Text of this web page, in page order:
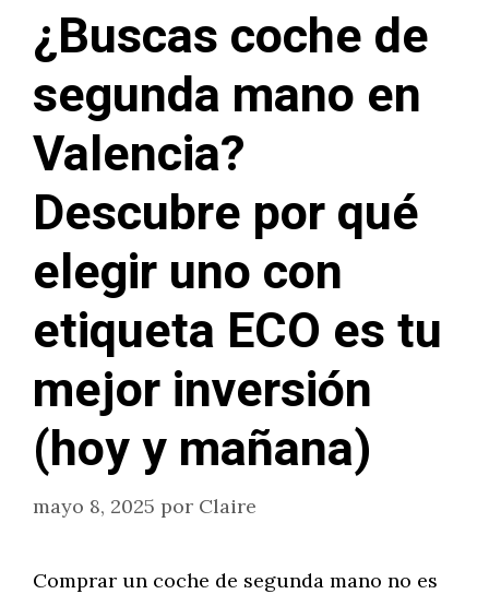
¿Buscas coche de
segunda mano en
Valencia?
Descubre por qué
elegir uno con
etiqueta ECO es tu
mejor inversión
(hoy y mañana)
mayo 8, 2025 por Claire
Comprar un coche de segunda mano no es